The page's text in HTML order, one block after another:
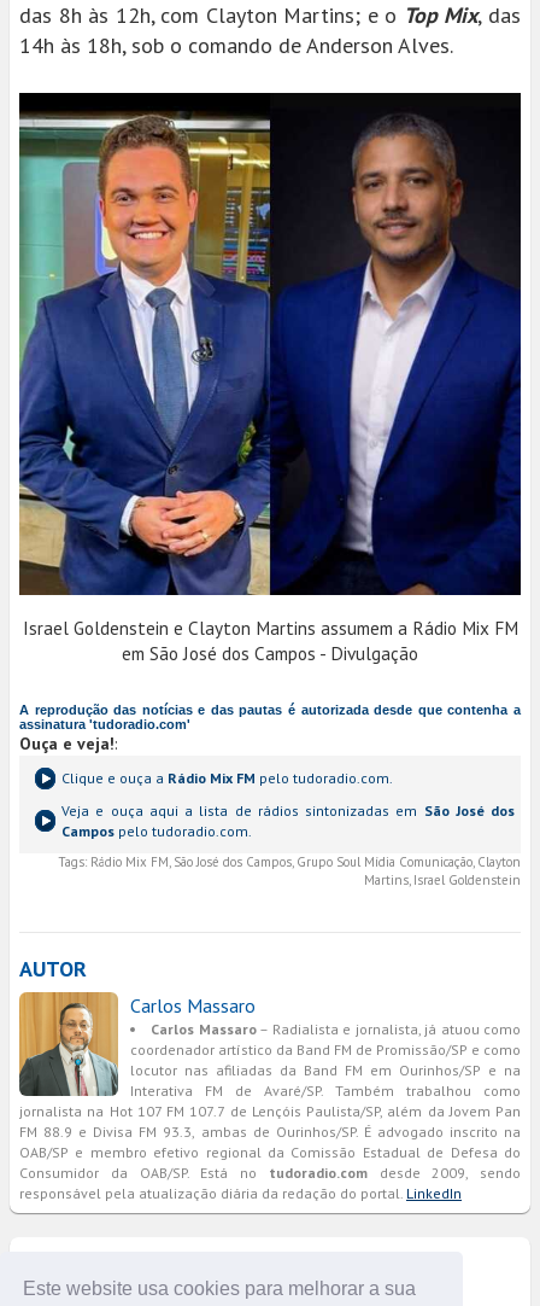
Este website usa cookies para melhorar a sua
das 8h às 12h, com Clayton Martins; e o Top Mix, das
14h às 18h, sob o comando de Anderson Alves.
Israel Goldenstein e Clayton Martins assumem a Rádio Mix FM
em São José dos Campos - Divulgação
A reprodução das notícias e das pautas é autorizada desde que contenha a
assinatura 'tudoradio.com'
Ouça e veja!:
Clique e ouça a Rádio Mix FM pelo tudoradio.com.
Veja e ouça aqui a lista de rádios sintonizadas em São José dos
Campos pelo tudoradio.com.
Tags: Rádio Mix FM, São José dos Campos, Grupo Soul Mídia Comunicação, Clayton
Martins, Israel Goldenstein
AUTOR
Carlos Massaro
Carlos Massaro– Radialista e jornalista, já atuou como
coordenador artístico da Band FM de Promissão/SP e como
locutor nas afiliadas da Band FM em Ourinhos/SP e na
Interativa FM de Avaré/SP. Também trabalhou como
jornalista na Hot 107 FM 107.7 de Lençóis Paulista/SP, além da Jovem Pan
FM 88.9 e Divisa FM 93.3, ambas de Ourinhos/SP. É advogado inscrito na
OAB/SP e membro efetivo regional da Comissão Estadual de Defesa do
Consumidor da OAB/SP. Está no tudoradio.comdesde 2009, sendo
responsável pela atualização diária da redação do portal. LinkedIn